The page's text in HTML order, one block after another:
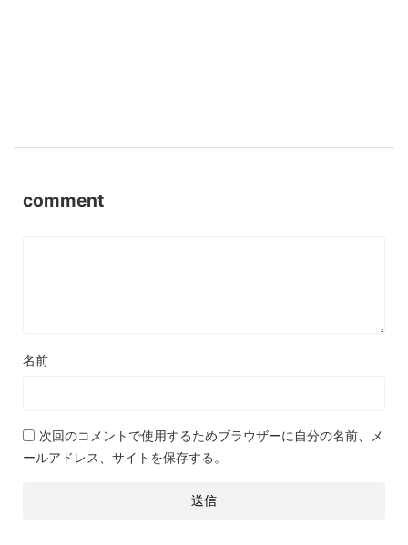
comment
名前
次回のコメントで使用するためブラウザーに自分の名前、メ
ールアドレス、サイトを保存する。